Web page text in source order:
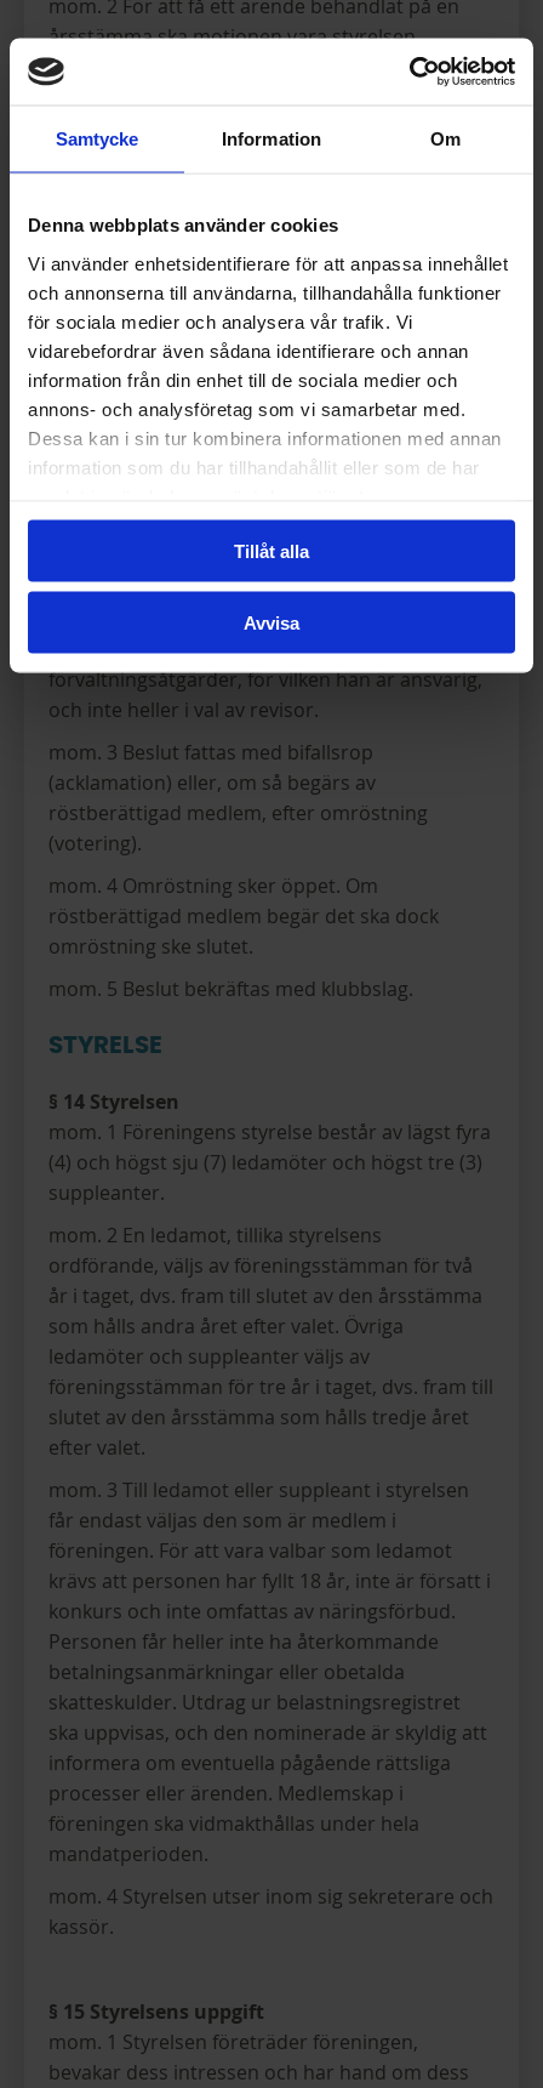
Samtycke Information Om
Denna webbplats använder cookies
Vi använder enhetsidentifierare för att anpassa innehållet
och annonserna till användarna, tillhandahålla funktioner
för sociala medier och analysera vår trafik. Vi
vidarebefordrar även sådana identifierare och annan
information från din enhet till de sociala medier och
annons- och analysföretag som vi samarbetar med.
Dessa kan i sin tur kombinera informationen med annan
information som du har tillhandahållit eller som de har
Tillåt alla
Avvisa
mom. 2 För att få ett ärende behandlat på en
årsstämma ska motionen vara styrelsen
tillhanda senast tre veckor före stämman.
yttrande över motionen. Det ankommer på
styrelsen i god tid att upplysa medlemmarna om
mötet.
mom. 3 Extra föreningsstämma ska behandla
den fråga som är påkallad samt punkt 1-7 i
mom. 1 ovan.
§ 13 Beslut vid föreningsstämma
mom. 1 Beslut vid föreningsstämma fattas, där
dessa stadgar inte föreskriver annat, med enkel
majoritet (fler än hälften av de röstande). Vid lika
ordförande biträder. Vid personval väljs de som
fått flest röster och vid lika röstetal sker
avgörandet genom lottning.
mom. 2 Ledamot av styrelsen och suppleant får
inte delta i beslut om ansvarsfrihet för
förvaltningsåtgärder, för vilken han är ansvarig,
och inte heller i val av revisor.
mom. 3 Beslut fattas med bifallsrop
(acklamation) eller, om så begärs av
röstberättigad medlem, efter omröstning
(votering).
mom. 4 Omröstning sker öppet. Om
röstberättigad medlem begär det ska dock
omröstning ske slutet.
mom. 5 Beslut bekräftas med klubbslag.
STYRELSE
§ 14 Styrelsen
mom. 1 Föreningens styrelse består av lägst fyra
(4) och högst sju (7) ledamöter och högst tre (3)
suppleanter.
mom. 2 En ledamot, tillika styrelsens
ordförande, väljs av föreningsstämman för två
år i taget, dvs. fram till slutet av den årsstämma
som hålls andra året efter valet. Övriga
ledamöter och suppleanter väljs av
föreningsstämman för tre år i taget, dvs. fram till
slutet av den årsstämma som hålls tredje året
efter valet.
mom. 3 Till ledamot eller suppleant i styrelsen
får endast väljas den som är medlem i
föreningen. För att vara valbar som ledamot
krävs att personen har fyllt 18 år, inte är försatt i
konkurs och inte omfattas av näringsförbud.
Personen får heller inte ha återkommande
betalningsanmärkningar eller obetalda
skatteskulder. Utdrag ur belastningsregistret
ska uppvisas, och den nominerade är skyldig att
informera om eventuella pågående rättsliga
processer eller ärenden. Medlemskap i
föreningen ska vidmakthållas under hela
mandatperioden.
mom. 4 Styrelsen utser inom sig sekreterare och
kassör.
§ 15 Styrelsens uppgift
mom. 1 Styrelsen företräder föreningen,
bevakar dess intressen och har hand om dess